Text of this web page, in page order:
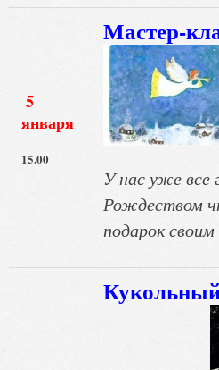
5
января
15.00
Мастер-
У нас уже все
Рождеством
подарок